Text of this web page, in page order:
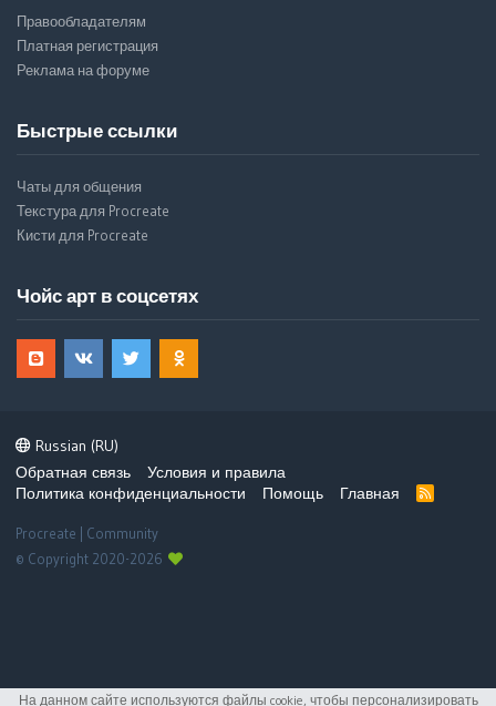
Правообладателям
Платная регистрация
Реклама на форуме
Быстрые ссылки
Чаты для общения
Текстура для Procreate
Кисти для Procreate
Чойс арт в соцсетях
Russian (RU)
Обратная связь
Условия и правила
Политика конфиденциальности
Помощь Главная
R
Procreate | Community
© Copyright 2020-2026
На данном сайте используются файлы cookie, чтобы персонализировать